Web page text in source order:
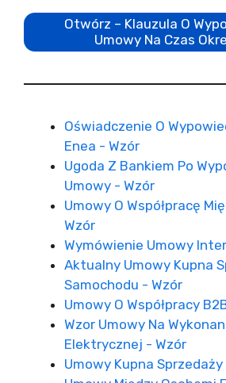
Otwórz – Klauzula O
Umowy Na Czas
Oświadczenie O
Enea - Wzór
Ugoda Z Bankiem Po
Umowy - Wzór
Umowy O Współpracę
Wzór
Wymówienie Umowy
Aktualny Umowy Kupna
Samochodu - Wzór
Umowy O Współpracy
Wzor Umowy Na
Elektrycznej - Wzór
Umowy Kupna